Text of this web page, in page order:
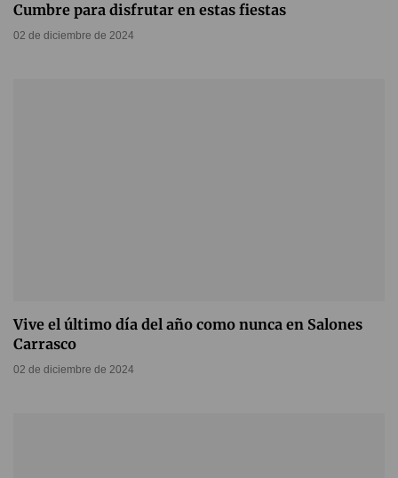
Cumbre para disfrutar en estas fiestas
02 de diciembre de 2024
Vive el último día del año como nunca en Salones
Carrasco
02 de diciembre de 2024